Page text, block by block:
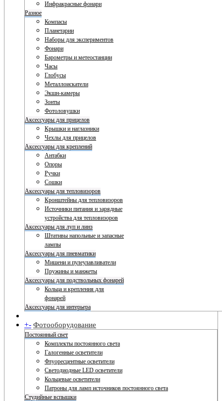
Инфракрасные фонари
Разное
Компасы
Планетарии
Наборы для экспериментов
Фонари
Барометры и метеостанции
Часы
Глобусы
Металлоискатели
Экшн-камеры
Зонты
Фотоловушки
Аксессуары для прицелов
Крышки и наглазники
Чехлы для прицелов
Аксессуары для креплений
Антабки
Опоры
Ручки
Сошки
Аксессуары для тепловизоров
Кронштейны для тепловизоров
Источники питания и зарядные
устройства для тепловизоров
Аксессуары для луп и линз
Штативы напольные и запасные
лампы
Аксессуары для пневматики
Мишени и пулеулавливатели
Пружины и манжеты
Аксессуары для подствольных фонарей
Кольца и крепления для
фонарей
Аксессуары для интерьера
+- Фотооборудование
Постоянный свет
Комплекты постоянного света
Галогенные осветители
Флуоресцентные осветители
Светодиодные LED осветители
Кольцевые осветители
Патроны для ламп источников постоянного света
Студийные вспышки